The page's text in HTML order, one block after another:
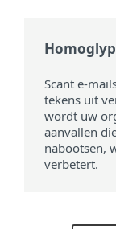
Scant e-
tekens uit
wordt uw
aanvallen
nabootsen,
verbetert.